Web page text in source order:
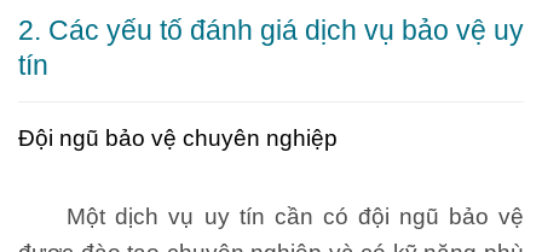
2. Các yếu tố đánh giá dịch vụ bảo vệ uy
tín
Đội ngũ bảo vệ chuyên nghiệp
Một dịch vụ uy tín cần có đội ngũ bảo vệ